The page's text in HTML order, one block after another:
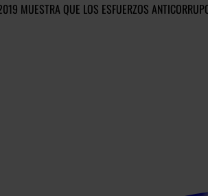
MUESTRA QUE LOS ESFUERZOS